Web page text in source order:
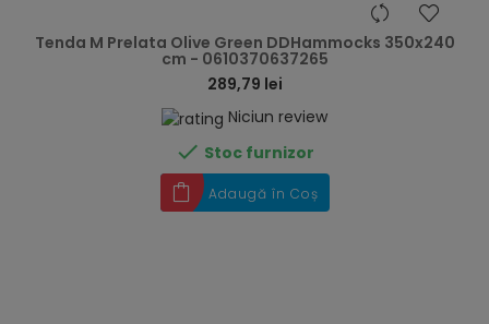
Tenda M Prelata Olive Green DDHammocks 350x240
cm - 0610370637265
289,79 lei
Niciun review
 Stoc furnizor
Adaugă în Coș